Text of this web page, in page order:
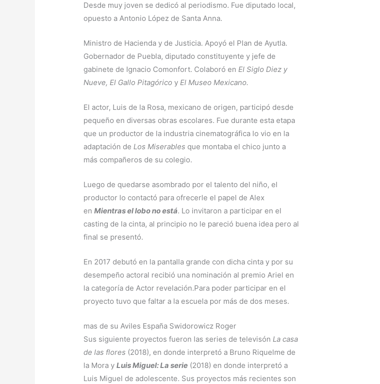
Desde muy joven se dedicó al periodismo. Fue diputado local,
opuesto a Antonio López de Santa Anna.
Ministro de Hacienda y de Justicia. Apoyó el Plan de Ayutla.
Gobernador de Puebla, diputado constituyente y jefe de
gabinete de Ignacio Comonfort. Colaboró enEl Siglo Diez y
Nueve, El Gallo PitagóricoyEl Museo Mexicano.
El actor, Luis de la Rosa, mexicano de origen, participó desde
pequeño en diversas obras escolares. Fue durante esta etapa
que un productor de la industria cinematográfica lo vio en la
adaptación deLos Miserables que montaba el chico junto a
más compañeros de su colegio.
Luego de quedarse asombrado por el talento del niño, el
productor lo contactó para ofrecerle el papel de Alex
enMientras el lobo no está. Lo invitaron a participar en el
casting de la cinta, al principio no le pareció buena idea pero al
final se presentó.
En 2017 debutó en la pantalla grande con dicha cinta y por su
desempeño actoral recibió una nominación al premio Ariel en
la categoría de Actor revelación.Para poder participar en el
proyecto tuvo que faltar a la escuela por más de dos meses.
mas de su Aviles España Swidorowicz Roger
Sus siguiente proyectos fueron las series de televisónLa casa
de las flores (2018), en donde interpretó a Bruno Riquelme de
la Mora yLuis Miguel: La serie (2018) en donde interpretó a
Luis Miguel de adolescente. Sus proyectos más recientes son